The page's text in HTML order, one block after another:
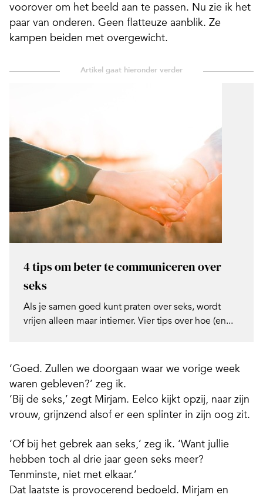
voorover om het beeld aan te passen. Nu zie ik het
paar van onderen. Geen flatteuze aanblik. Ze
kampen beiden met overgewicht.
4 tips om beter te communiceren over
seks
Als je samen goed kunt praten over seks, wordt
vrijen alleen maar intiemer. Vier tips over hoe (en...
‘Goed. Zullen we doorgaan waar we vorige week
waren gebleven?’ zeg ik.
‘Bij de seks,’ zegt Mirjam. Eelco kijkt opzij, naar zijn
vrouw, grijnzend alsof er een splinter in zijn oog zit.
‘Of bij het gebrek aan seks,’ zeg ik. ‘Want jullie
hebben toch al drie jaar geen seks meer?
Tenminste, niet met elkaar.’
Dat laatste is provocerend bedoeld. Mirjam en